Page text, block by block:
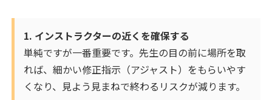
1. インストラクターの近くを確保する
単純ですが一番重要です。先生の目の前に場所を取
れば、細かい修正指示（アジャスト）をもらいやす
くなり、見よう見まねで終わるリスクが減ります。